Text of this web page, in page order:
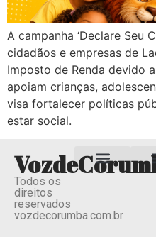
A campanha ‘Declare Seu
cidadãos e empresas de
Imposto de Renda devido
apoiam crianças,
visa fortalecer políticas
estar social.
Todos os
direitos
reservados
vozdecorumba.com.br